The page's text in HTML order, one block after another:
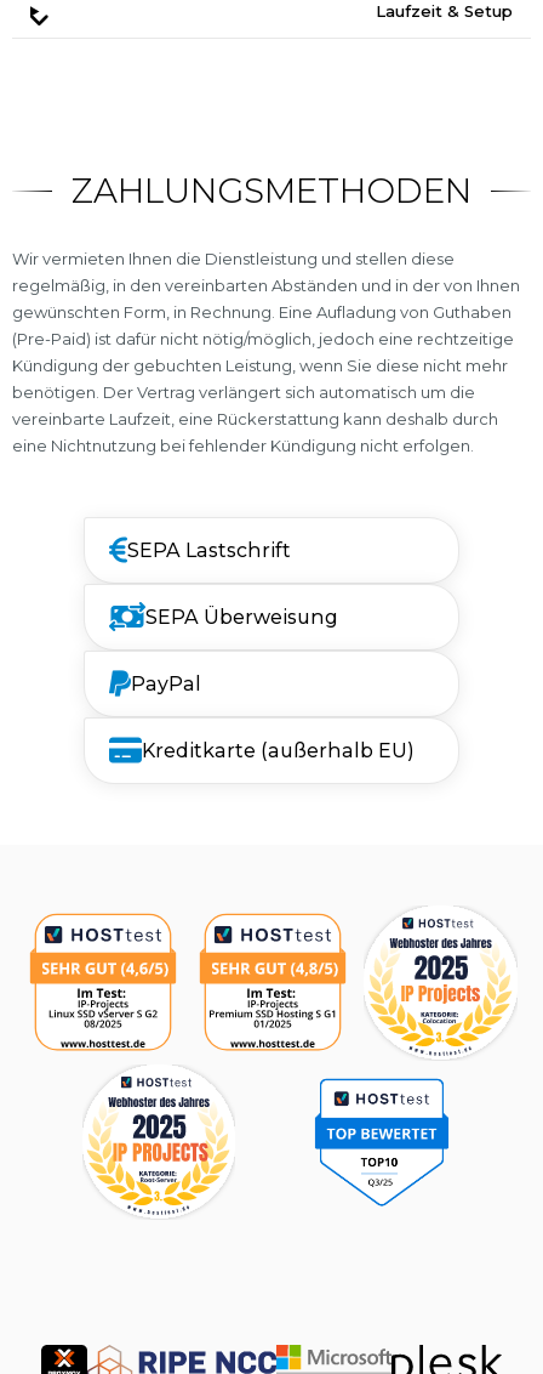
Laufzeit & Setup
ZAHLUNGSMETHODEN
Wir vermieten Ihnen die Dienstleistung und stellen diese
regelmäßig, in den vereinbarten Abständen und in der von Ihnen
gewünschten Form, in Rechnung. Eine Aufladung von Guthaben
(Pre-Paid) ist dafür nicht nötig/möglich, jedoch eine rechtzeitige
Kündigung der gebuchten Leistung, wenn Sie diese nicht mehr
benötigen. Der Vertrag verlängert sich automatisch um die
vereinbarte Laufzeit, eine Rückerstattung kann deshalb durch
eine Nichtnutzung bei fehlender Kündigung nicht erfolgen.
SEPA Lastschrift
SEPA Überweisung
PayPal
Kreditkarte (außerhalb EU)